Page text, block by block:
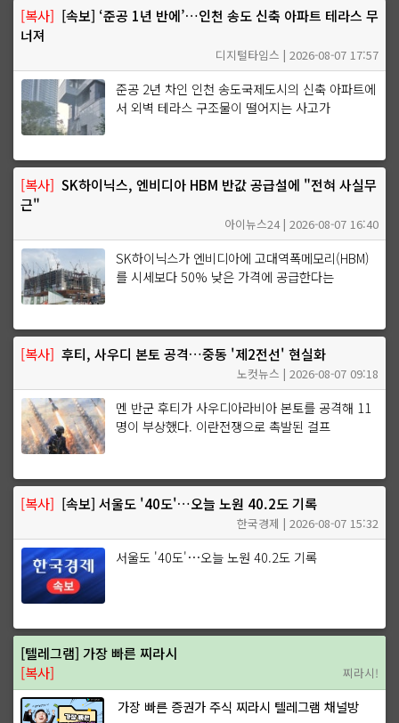
[복사] [속보] ‘준공 1년 반에’…인천 송도 신축 아파트 테라스 무
너져
디지털타임스 | 2026-08-07 17:57
준공 2년 차인 인천 송도국제도시의 신축 아파트에
서 외벽 테라스 구조물이 떨어지는 사고가
[복사] SK하이닉스, 엔비디아 HBM 반값 공급설에 "전혀 사실무
근"
아이뉴스24 | 2026-08-07 16:40
SK하이닉스가 엔비디아에 고대역폭메모리(HBM)
를 시세보다 50% 낮은 가격에 공급한다는
[복사] 후티, 사우디 본토 공격…중동 '제2전선' 현실화
노컷뉴스 | 2026-08-07 09:18
멘 반군 후티가 사우디아라비아 본토를 공격해 11
명이 부상했다. 이란전쟁으로 촉발된 걸프
[복사] [속보] 서울도 '40도'…오늘 노원 40.2도 기록
한국경제 | 2026-08-07 15:32
서울도 '40도'…오늘 노원 40.2도 기록
[텔레그램] 가장 빠른 찌라시
[복사]
찌라시!
가장 빠른 증권가 주식 찌라시 텔레그램 채널방